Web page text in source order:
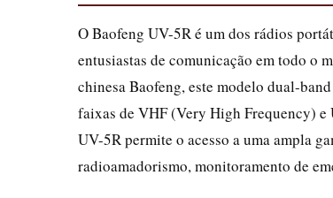
O Baofeng UV-5R é um dos rádios
entusiastas de comunicação em todo o
chinesa Baofeng, este modelo dual-
faixas de VHF (Very High Frequency)
UV-5R permite o acesso a uma ampla
radioamadorismo, monitoramento de